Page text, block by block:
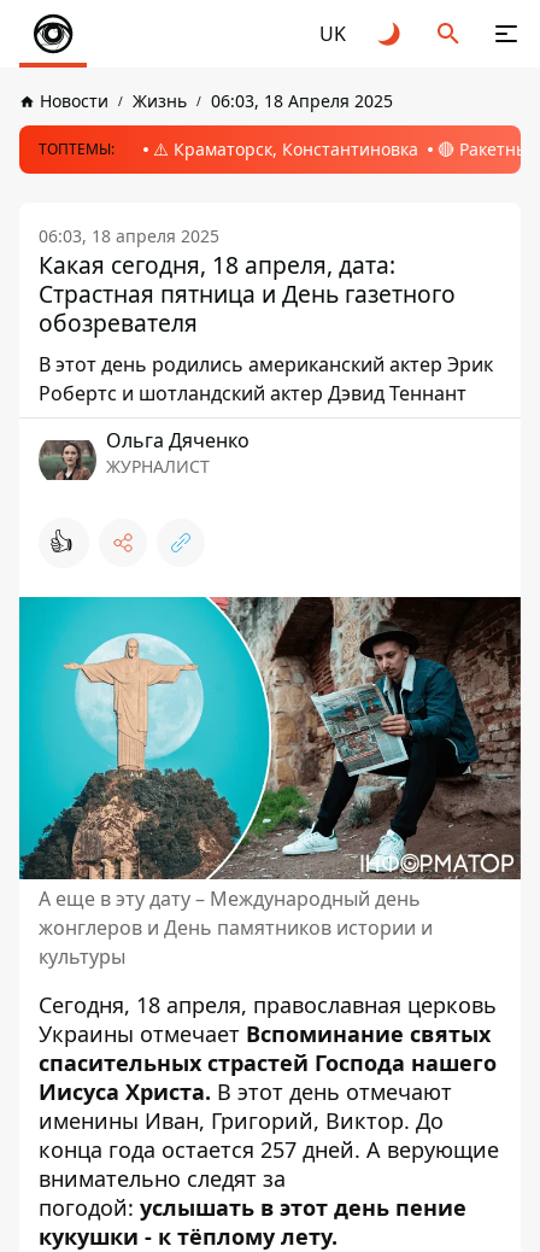
UK
Новости Жизнь 06:03, 18 Апреля 2025
ТОПТЕМЫ: ⚠️ Краматорск, Константиновка 🔴
06:03, 18 апреля 2025
Какая сегодня, 18 апреля, дата:
Страстная пятница и День газетного
обозревателя
В этот день родились американский актер Эрик
Робертс и шотландский актер Дэвид Теннант
Ольга Дяченко
ЖУРНАЛИСТ
👍
А еще в эту дату – Международный день
жонглеров и День памятников истории и
культуры
Сегодня, 18 апреля, православная церковь
Украины отмечает Вспоминание святых
спасительных страстей Господа нашего
Иисуса Христа. В этот день отмечают
именины Иван, Григорий, Виктор. До
конца года остается 257 дней. А верующие
внимательно следят за
погодой: услышать в этот день пение
кукушки - к тёплому лету.